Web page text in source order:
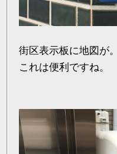
街区表示板に地図が。
これは便利ですね。